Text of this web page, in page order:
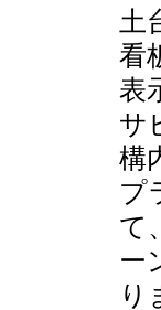
土
看
表
サ
構
プ
て
ー
り